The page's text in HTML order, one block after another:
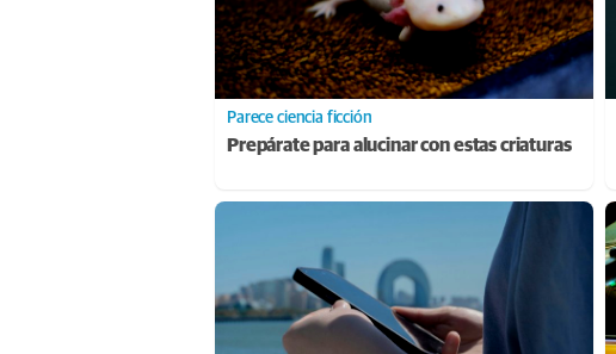
Parece ciencia ficción
Prepárate para alucinar con estas criaturas